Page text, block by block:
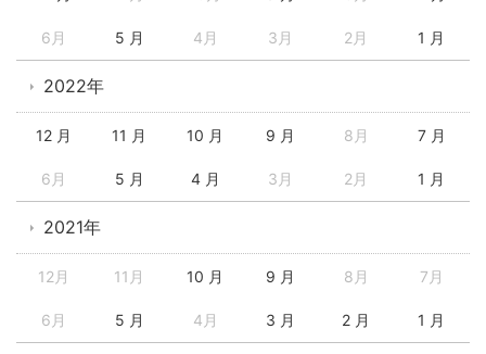
6月 5 月 4月 3月 2月 1 月
2022年
12 月 11 月 10 月 9 月 8月 7 月
6月 5 月 4 月 3月 2月 1 月
2021年
12月 11月 10 月 9 月 8月 7月
6月 5 月 4月 3 月 2 月 1 月